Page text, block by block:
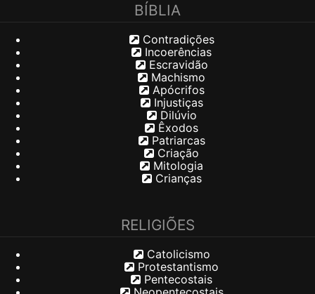
BÍBLIA
Contradições
Incoerências
Escravidão
Machismo
Apócrifos
Injustiças
Dilúvio
Êxodos
Patriarcas
Criação
Mitologia
Crianças
RELIGIÕES
Catolicismo
Protestantismo
Pentecostais